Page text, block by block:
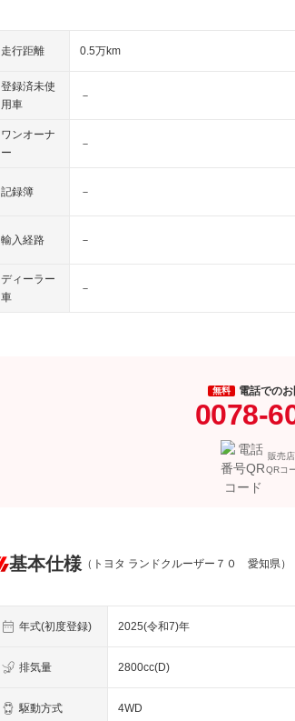
走行距離 0.5万km
登録済未使
用車
－
ワンオーナ
ー
－
記録簿 －
輸入経路 －
ディーラー
車
－
無料 電話での
0078-
販売
QRコ
基本仕様 （トヨタ ランドクルーザー７０ 愛知県）
年式(初度登録) 2025(令和7)年
排気量 2800cc(D)
駆動方式 4WD